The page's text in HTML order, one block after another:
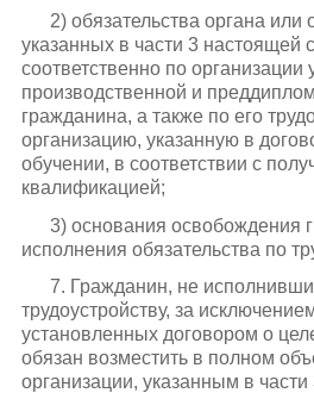
2) обязательства органа или
указанных в части 3 настоящей
соответственно по организации
производственной и
гражданина, а также по его
организацию, указанную в
обучении, в соответствии с
квалификацией;
3) основания освобождения
исполнения обязательства по
7. Гражданин, не
трудоустройству, за
установленных договором о
обязан возместить в полном
организации, указанным в